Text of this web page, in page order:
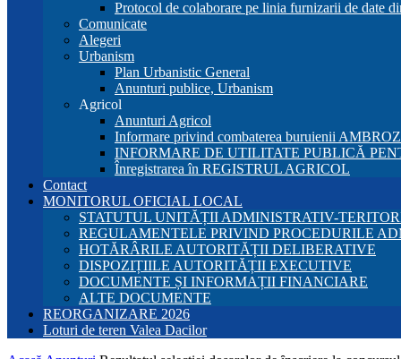
Protocol de colaborare pe linia furnizarii de date
Comunicate
Alegeri
Urbanism
Plan Urbanistic General
Anunturi publice, Urbanism
Agricol
Anunturi Agricol
Informare privind combaterea buruienii
INFORMARE DE UTILITATE PUBLICĂ
Înregistrarea în REGISTRUL AGRICOL
Contact
MONITORUL OFICIAL LOCAL
STATUTUL UNITĂȚII ADMINISTRATIV-
REGULAMENTELE PRIVIND PROCEDURILE
HOTĂRÂRILE AUTORITĂȚII DELIBERATIVE
DISPOZIȚIILE AUTORITĂȚII EXECUTIVE
DOCUMENTE ȘI INFORMAȚII FINANCIARE
ALTE DOCUMENTE
REORGANIZARE 2026
Loturi de teren Valea Dacilor